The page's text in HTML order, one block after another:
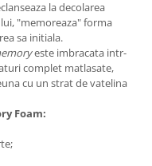
la decolarea
"memoreaza" forma
sa initiala.
este imbracata intr-
complet matlasate,
cu un strat de vatelina
Foam: